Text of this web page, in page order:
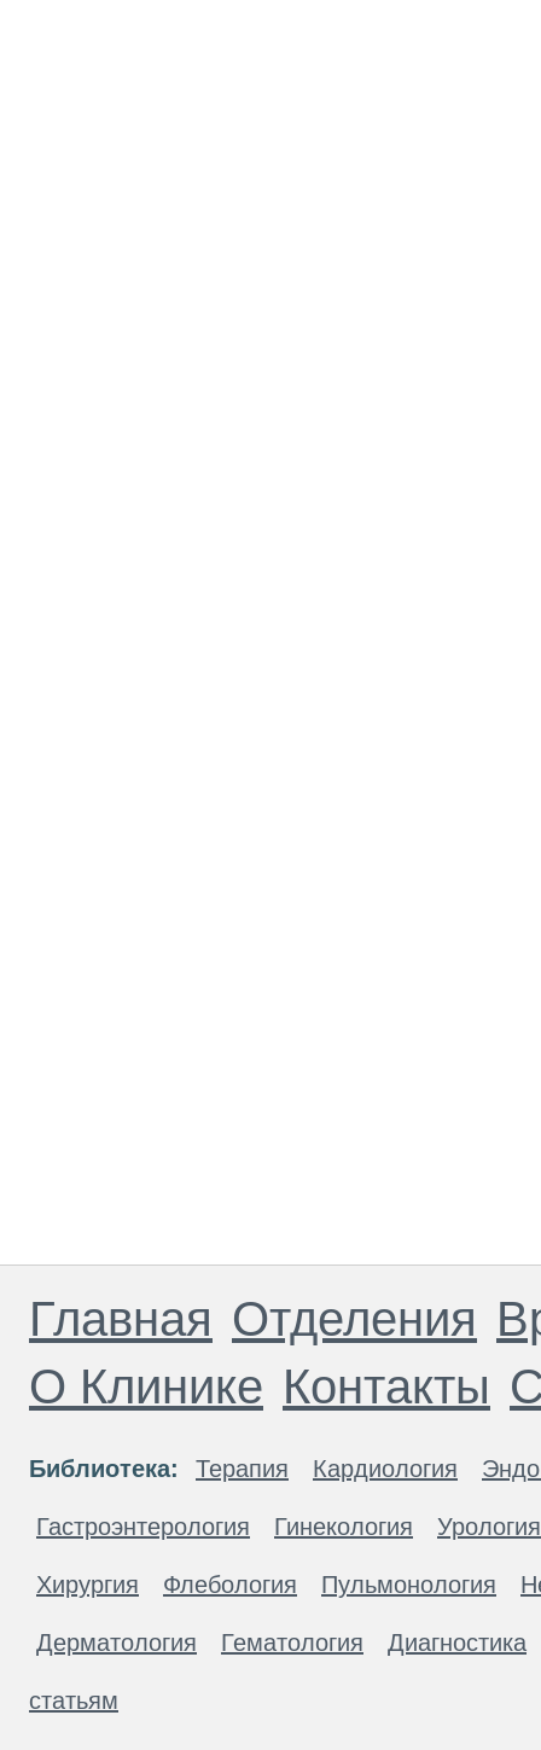
Главная Отделения
О Клинике Контакты
Библиотека: Терапия Кардиология
Гастроэнтерология Гинекология Урология
Хирургия Флебология Пульмонология
Дерматология Гематология Диагностика
статьям